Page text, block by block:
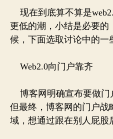
现在到底算不算是
更低的潮，小结是必要
候，下面选取讨论中的一
Web2.0向门户靠齐
博客网明确宣布要做门
但最终，博客网的门户战
域，想通过跟在别人屁股